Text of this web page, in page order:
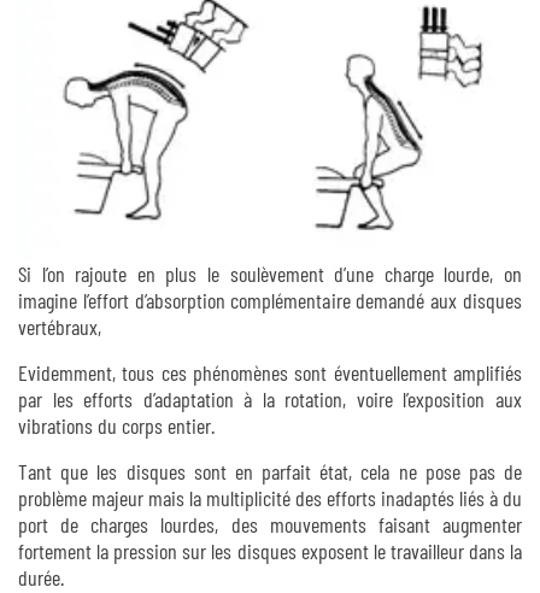
Si l’on rajoute en plus le soulèvement d’une charge lourde, on
imagine l’effort d’absorption complémentaire demandé aux disques
vertébraux,
Evidemment, tous ces phénomènes sont éventuellement amplifiés
par les efforts d’adaptation à la rotation, voire l’exposition aux
vibrations du corps entier.
Tant que les disques sont en parfait état, cela ne pose pas de
problème majeur mais la multiplicité des efforts inadaptés liés à du
port de charges lourdes, des mouvements faisant augmenter
fortement la pression sur les disques exposent le travailleur dans la
durée.